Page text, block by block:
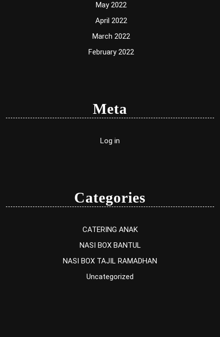
May 2022
April 2022
March 2022
February 2022
Meta
Log in
Categories
CATERING ANAK
NASI BOX BANTUL
NASI BOX TAJIL RAMADHAN
Uncategorized